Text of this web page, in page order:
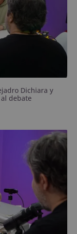
Dichiara y
debate
Cielo en Bahía